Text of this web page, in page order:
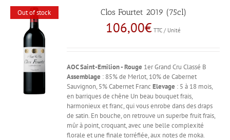
Out of stock Clos Fourtet 2019 (75cl)
106,00€ TTC / Unité
AOC Saint-Emilion - Rouge 1er Grand Cru Classé B
Assemblage : 85% de Merlot, 10% de Cabernet
Sauvignon, 5% Cabernet FrancElevage : 5 à 18 mois,
en barriques de chêne Un beau bouquet frais,
harmonieux et franc, qui vous enrobe dans des draps
de satin. En bouche, on retrouve un superbe fruit frais,
mûr à point, croquant, avec une belle complexité
florale et une finale torréfiée, aux notes de moka.